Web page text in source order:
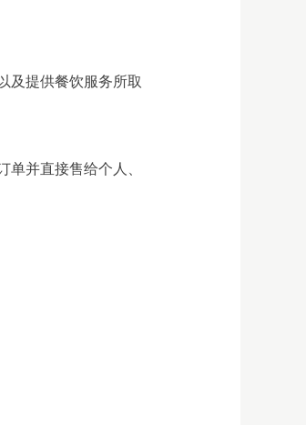
及提供餐饮服务所取
并直接售给个人、